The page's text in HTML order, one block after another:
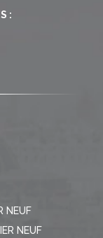
:
NEUF
NEUF